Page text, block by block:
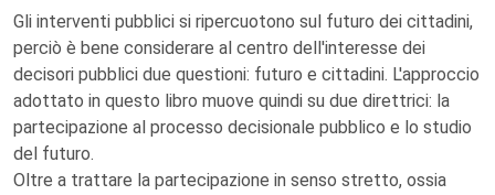
Gli interventi pubblici si ripercuotono sul futuro dei cittadini,
perciò è bene considerare al centro dell'interesse dei
decisori pubblici due questioni: futuro e cittadini. L'approccio
adottato in questo libro muove quindi su due direttrici: la
partecipazione al processo decisionale pubblico e lo studio
del futuro.
Oltre a trattare la partecipazione in senso stretto, ossia